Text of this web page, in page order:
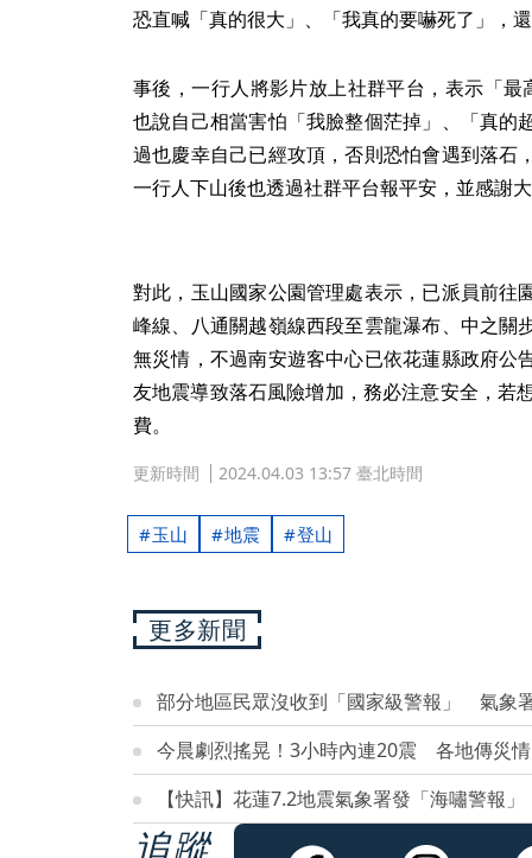
恐直喊「真的很大」、「我真的要嚇死了」，
事後，一行人將影片放上社群平台，表示「
也說自己相當害怕「我臉整個茫掉」、「真的
過也慶幸自己已經攻頂，否則恐怕會遇到落石
一行人下山後也透過社群平台報平安，並感謝
對此，玉山國家公園管理處表示，已派員前往
峰線、八通關越嶺線西段至雲龍瀑布、中之關
無災情，不過南安遊客中心已依花蓮縣政府公
友地震導致落石風險增加，務必注意安全，若
費。
更新時間 2024.04.03 13:57 臺北時間
玉山 地震 登山
更多新聞
部分地區民眾沒收到「國家級警報」 氣象
今晨劇烈搖晃！3小時內連20震 各地傳災
【快訊】花蓮7.2地震氣象署發「海嘯警報
追蹤